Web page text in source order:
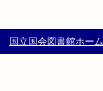
国立国会図書館ホーム